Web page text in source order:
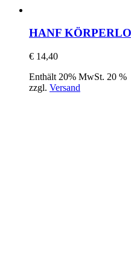
HANF
€ 14,40
Enthält 20% MwSt. 20 %
zzgl. Versand